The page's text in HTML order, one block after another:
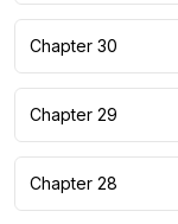
Chapter 30
Chapter 29
Chapter 28